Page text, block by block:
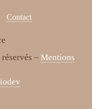
Contact
– Mentions